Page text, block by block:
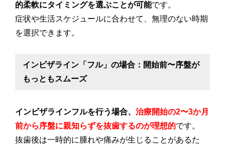
的柔軟にタイミングを選ぶことが可能です。
症状や生活スケジュールに合わせて、無理のない時期
を選択できます。
インビザライン「フル」の場合：開始前〜序盤が
もっともスムーズ
インビザラインフルを行う場合、治療開始の2〜3か月
前から序盤に親知らずを抜歯するのが理想的です。
抜歯後は一時的に腫れや痛みが生じることがあるた